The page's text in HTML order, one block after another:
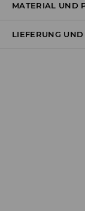
MATERIAL UND
ERSTER STOFF:
ERSTES FUTTER:
LIEFERUNG